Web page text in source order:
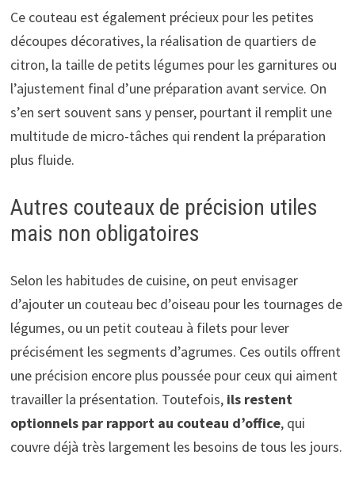
Ce couteau est également précieux pour les petites
découpes décoratives, la réalisation de quartiers de
citron, la taille de petits légumes pour les garnitures ou
l’ajustement final d’une préparation avant service. On
s’en sert souvent sans y penser, pourtant il remplit une
multitude de micro-tâches qui rendent la préparation
plus fluide.
Autres couteaux de précision utiles
mais non obligatoires
Selon les habitudes de cuisine, on peut envisager
d’ajouter un couteau bec d’oiseau pour les tournages de
légumes, ou un petit couteau à filets pour lever
précisément les segments d’agrumes. Ces outils offrent
une précision encore plus poussée pour ceux qui aiment
travailler la présentation. Toutefois, ils restent
optionnels par rapport au couteau d’office, qui
couvre déjà très largement les besoins de tous les jours.